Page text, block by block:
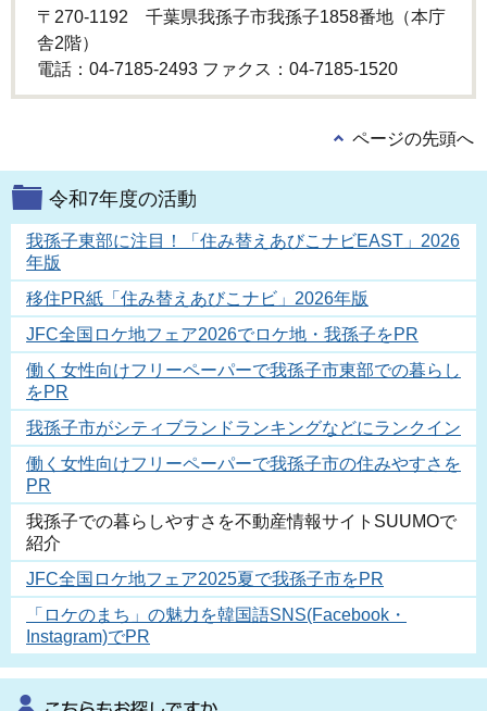
〒270-1192 千葉県我孫子市我孫子1858番地（本庁
舎2階）
電話：04-7185-2493 ファクス：04-7185‐1520
ページの先頭へ
令和7年度の活動
我孫子東部に注目！「住み替えあびこナビEAST」2026
年版
移住PR紙「住み替えあびこナビ」2026年版
JFC全国ロケ地フェア2026でロケ地・我孫子をPR
働く女性向けフリーペーパーで我孫子市東部での暮らし
をPR
我孫子市がシティブランドランキングなどにランクイン
働く女性向けフリーペーパーで我孫子市の住みやすさを
PR
我孫子での暮らしやすさを不動産情報サイトSUUMOで
紹介
JFC全国ロケ地フェア2025夏で我孫子市をPR
「ロケのまち」の魅力を韓国語SNS(Facebook・
Instagram)でPR